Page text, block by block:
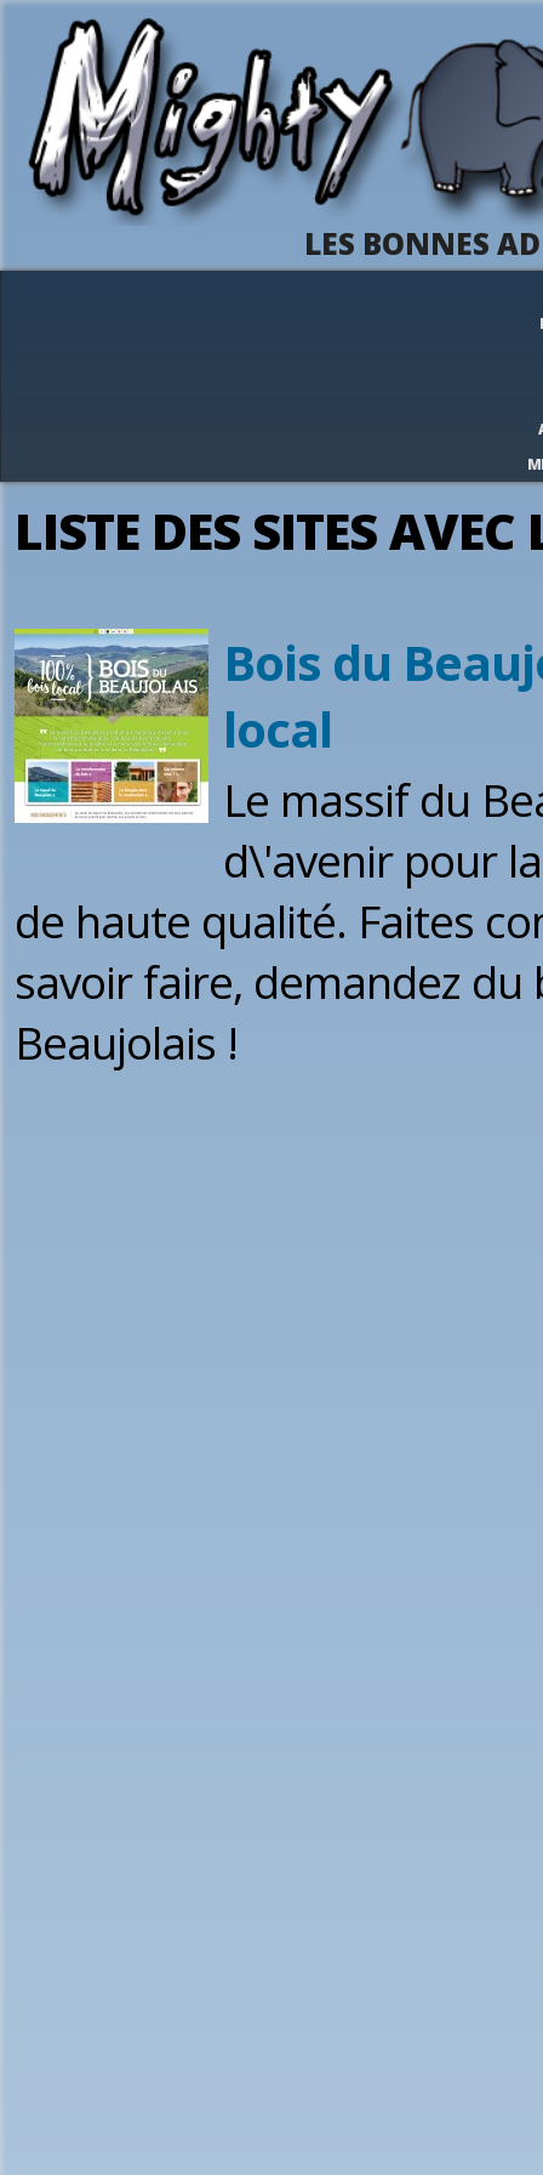
LES BONNES
LISTE DES SITES
Bois du
local
Le massif du
d\'avenir pour
de haute qualité. Faites
savoir faire, demandez
Beaujolais !